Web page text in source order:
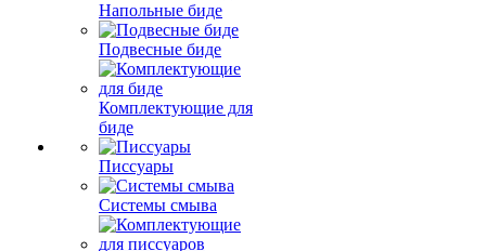
Напольные биде
Подвесные биде
Комплектующие для
биде
Писсуары
Системы смыва